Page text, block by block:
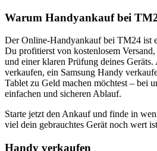
Warum Handyankauf bei
Der Online-Handyankauf bei TM24 ist
Du profitierst von kostenlosem
und einer klaren Prüfung deines
verkaufen, ein Samsung Handy
Tablet zu Geld machen möchtest – bei
einfachen und sicheren Ablauf.
Starte jetzt den Ankauf und finde in
viel dein gebrauchtes Gerät noch wert
Handy verkaufen